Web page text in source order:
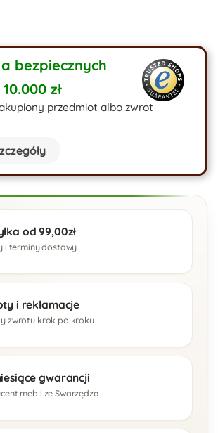
pościel. Marzy Ci się narożnik Mobo w
narożnik szary lub narożnik welurowy?
game wyboru - skonfiguruj swój mebel.
bezpiecznych
zł
przedmiot albo zwrot
od 99,00zł
i terminy dostawy
i reklamacje
zwrotu krok po kroku
gwarancji
mebli ze Swarzędza